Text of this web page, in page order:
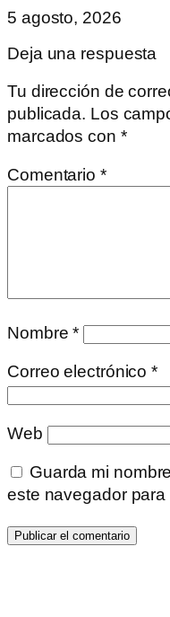
5 agosto, 2026
Deja una respuesta
Tu dirección de
publicada. Los
marcados con *
Comentario *
Nombre*
Correo electrónico*
Web
Guarda mi
este navegador